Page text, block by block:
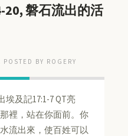
20, 磐石流出的活
POSTED BY ROGERY
及記17:1-7 QT亮
裡，站在你面前。你
流出來，使百姓可以